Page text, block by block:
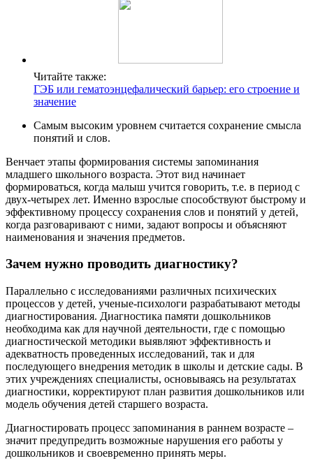
Читайте также:
ГЭБ или гематоэнцефалический барьер: его строение и
значение
Самым высоким уровнем считается сохранение смысла
понятий и слов.
Венчает этапы формирования системы запоминания
младшего школьного возраста. Этот вид начинает
формироваться, когда малыш учится говорить, т.е. в период с
двух-четырех лет. Именно взрослые способствуют быстрому и
эффективному процессу сохранения слов и понятий у детей,
когда разговаривают с ними, задают вопросы и объясняют
наименования и значения предметов.
Зачем нужно проводить диагностику?
Параллельно с исследованиями различных психических
процессов у детей, ученые-психологи разрабатывают методы
диагностирования. Диагностика памяти дошкольников
необходима как для научной деятельности, где с помощью
диагностической методики выявляют эффективность и
адекватность проведенных исследований, так и для
последующего внедрения методик в школы и детские сады. В
этих учреждениях специалисты, основываясь на результатах
диагностики, корректируют план развития дошкольников или
модель обучения детей старшего возраста.
Диагностировать процесс запоминания в раннем возрасте –
значит предупредить возможные нарушения его работы у
дошкольников и своевременно принять меры.